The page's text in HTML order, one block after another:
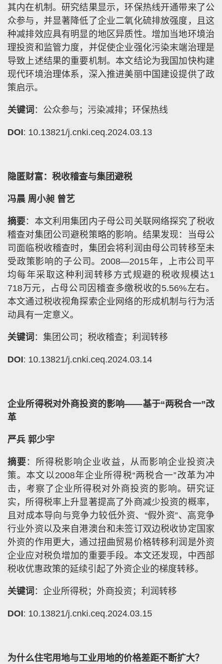
其内在机制。研究结果显示，环保热线开通带来了公
众参与，并显著降低了企业二氧化硫排放强度，且这
种减排效应具有明显的地区异质性。增加当地环境治
理投资和监管力度，并促使企业强化污染末端治理是
导致上述结果的重要机制。本文结论为我国加快构建
现代环境治理体系，深入推进美丽中国建设提供了政
策启示。
关键词 ：公众参与；污染减排；环保热线
DOI: 10.13821/j.cnki.ceq.2024.03.13
隐匿财富：税收稽查与集团避税
冯晨 周小昶 曾艺
摘要：本文利用集团内子母公司关联网络探究了税收
稽查对集团公司避税策略的影响。结果发现：当母公
司面临税收稽查时，集团会将利润由母公司转移至未
受政策影响的子公司。2008—2015年，上市公司平
均每年采取这种利润转移方式规避的税收规模达1
718万元，占母公司因稽查多缴税收的5.56%左右。
本文通过税收视角探索企业网络的形成机制与行为活
动具有一定意义。
关键词 ：集团公司；税收稽查；利润转移
DOI: 10.13821/j.cnki.ceq.2024.03.14
企业所得税对外商投资的影响——基于“两税合一”改
革
严兵 郭少宇
摘要 ：所得税影响企业收益，从而影响企业投资决
策。本文以2008年企业所得税“两税合一”改革为冲
击，考察了企业所得税对外商投资的影响。研究证
实，所得税率上升显著提高了外商减少投资的概率，
且对成本导向与竞争力较低外资、“假外资”、高竞争
行业外资以及来自港澳台和未签订双边税收协定国家
外资的作用更大，通过扭曲贸易价格转移利润是外资
企业应对税负增加的重要手段。本文还发现，中西部
税收优惠政策的延续引起了外资企业的梯度转移。
关键词 ：企业所得税；外商投资；利润转移
DOI: 10.13821/j.cnki.ceq.2024.03.15
为什么住宅用地与工业用地的价格差距不断扩大？